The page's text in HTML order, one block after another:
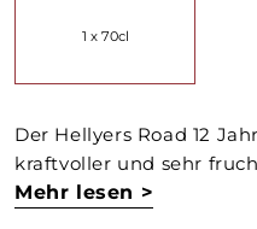
1 x 70cl
Der Hellyers Road 12
kraftvoller und sehr
Mehr lesen >